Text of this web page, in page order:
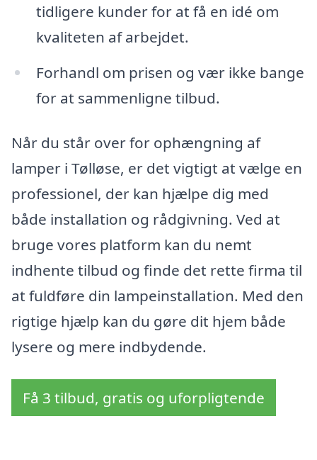
tidligere kunder for at få en idé om
kvaliteten af arbejdet.
Forhandl om prisen og vær ikke bange
for at sammenligne tilbud.
Når du står over for ophængning af
lamper i Tølløse, er det vigtigt at vælge en
professionel, der kan hjælpe dig med
både installation og rådgivning. Ved at
bruge vores platform kan du nemt
indhente tilbud og finde det rette firma til
at fuldføre din lampeinstallation. Med den
rigtige hjælp kan du gøre dit hjem både
lysere og mere indbydende.
Få 3 tilbud, gratis og uforpligtende